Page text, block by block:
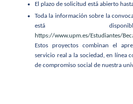
El plazo de solicitud está abierto
Toda la información sobre la
está
https://www.upm.es/Estudiantes/
Estos proyectos combinan el
servicio real a la sociedad, en línea
de compromiso social de nuestra